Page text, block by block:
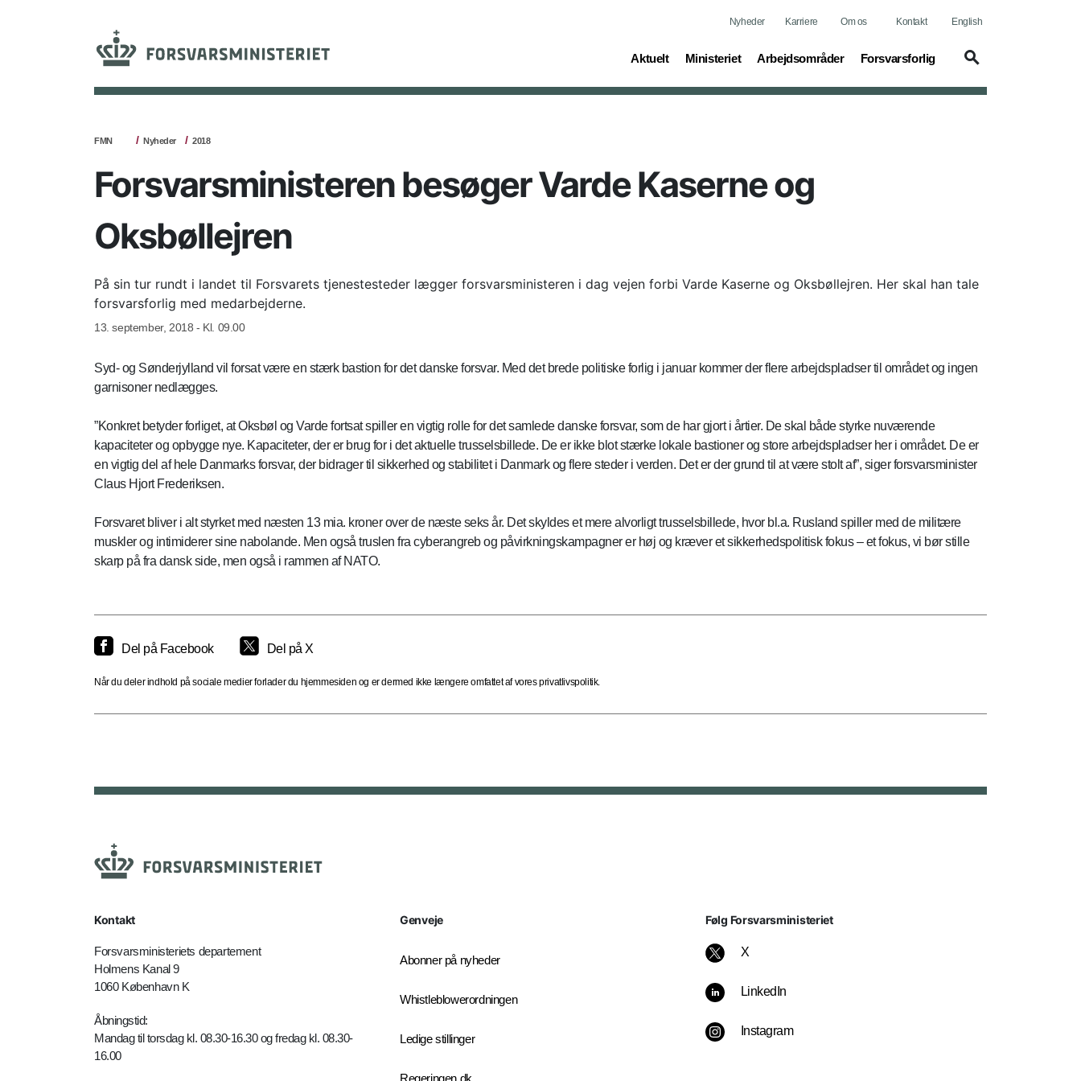
Nyheder Karriere Om os Kontakt English
Aktuelt
(current) Ministeriet
(current) Arbejdsområder
(current) Forsvarsforlig
(current)
FMN Nyheder 2018
Forsvarsministeren besøger Varde Kaserne og
Oksbøllejren
På sin tur rundt i landet til Forsvarets tjenestesteder lægger forsvarsministeren i dag vejen forbi Varde Kaserne og Oksbøllejren. Her skal han tale
forsvarsforlig med medarbejderne.
13. september, 2018 - Kl. 09.00
Syd- og Sønderjylland vil forsat være en stærk bastion for det danske forsvar. Med det brede politiske forlig i januar kommer der flere arbejdspladser til området og ingen
garnisoner nedlægges.
”Konkret betyder forliget, at Oksbøl og Varde fortsat spiller en vigtig rolle for det samlede danske forsvar, som de har gjort i årtier. De skal både styrke nuværende
kapaciteter og opbygge nye. Kapaciteter, der er brug for i det aktuelle trusselsbillede. De er ikke blot stærke lokale bastioner og store arbejdspladser her i området. De er
en vigtig del af hele Danmarks forsvar, der bidrager til sikkerhed og stabilitet i Danmark og flere steder i verden. Det er der grund til at være stolt af”, siger forsvarsminister
Claus Hjort Frederiksen.
Forsvaret bliver i alt styrket med næsten 13 mia. kroner over de næste seks år. Det skyldes et mere alvorligt trusselsbillede, hvor bl.a. Rusland spiller med de militære
muskler og intimiderer sine nabolande. Men også truslen fra cyberangreb og påvirkningskampagner er høj og kræver et sikkerhedspolitisk fokus – et fokus, vi bør stille
skarp på fra dansk side, men også i rammen af NATO.
Del på Facebook Del på X
Når du deler indhold på sociale medier forlader du hjemmesiden og er dermed ikke længere omfattet af vores privatlivspolitik.
Kontakt
Forsvarsministeriets departement
Holmens Kanal 9
1060 København K
Åbningstid:
Mandag til torsdag kl. 08.30-16.30 og fredag kl. 08.30-
16.00
Genveje
Abonner på nyheder
Whistleblowerordningen
Ledige stillinger
Regeringen.dk
Følg Forsvarsministeriet
X
LinkedIn
Instagram